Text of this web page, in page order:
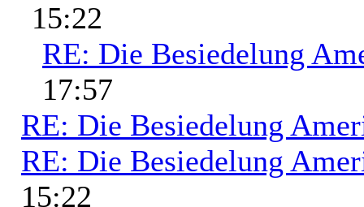
15:22
RE: Die Besiedelung
17:57
RE: Die Besiedelung
RE: Die Besiedelung
15:22